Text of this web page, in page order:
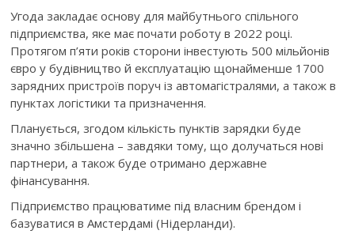
Угода закладає основу для майбутнього спільного
підприємства, яке має почати роботу в 2022 році.
Протягом п’яти років сторони інвестують 500 мільйонів
євро у будівництво й експлуатацію щонайменше 1700
зарядних пристроїв поруч із автомагістралями, а також в
пунктах логістики та призначення.
Планується, згодом кількість пунктів зарядки буде
значно збільшена – завдяки тому, що долучаться нові
партнери, а також буде отримано державне
фінансування.
Підприємство працюватиме під власним брендом і
базуватися в Амстердамі (Нідерланди).